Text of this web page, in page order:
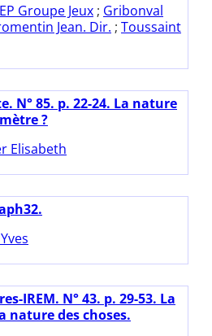
Groupe Jeux ; Gribonval
Jean. Dir. ; Toussaint
N° 85. p. 22-24. La nature
?
Elisabeth
IREM. N° 43. p. 29-53. La
nature des choses.